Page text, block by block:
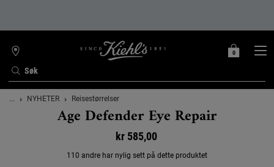
Søk
FINN
BUTIKK
MIN
0
0 PRODUKT
Main content
... NYHETER Reisestørrelser
Age Defender Eye Repair
kr 585,00
110 andre har nylig sett på dette produktet